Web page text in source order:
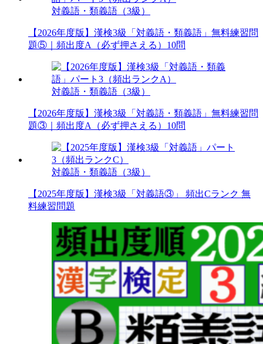
対義語・類義語（3級）
【2026年度版】漢検3級「対義語・類義語」無料練習問
題⑤｜頻出度A（必ず押さえる）10問
対義語・類義語（3級）
【2026年度版】漢検3級「対義語・類義語」無料練習問
題③｜頻出度A（必ず押さえる）10問
対義語・類義語（3級）
【2025年度版】漢検3級「対義語③」 頻出Cランク 無
料練習問題